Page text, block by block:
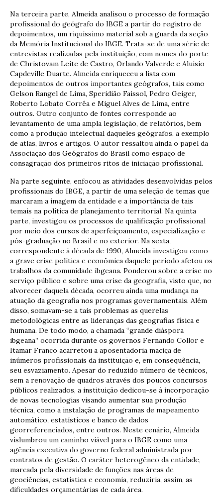
Na terceira parte, Almeida analisou o processo de formação
profissional do geógrafo do IBGE a partir do registro de
depoimentos, um riquíssimo material sob a guarda da seção
da Memória Institucional do IBGE. Trata-se de uma série de
entrevistas realizadas pela instituição, com nomes do porte
de Christovam Leite de Castro, Orlando Valverde e Aluísio
Capdeville Duarte. Almeida enriqueceu a lista com
depoimentos de outros importantes geógrafos, tais como
Gelson Rangel de Lima, Speridião Faissol, Pedro Geiger,
Roberto Lobato Corrêa e Miguel Alves de Lima, entre
outros. Outro conjunto de fontes corresponde ao
levantamento de uma ampla legislação, de relatórios, bem
como a produção intelectual daqueles geógrafos, a exemplo
de atlas, livros e artigos. O autor ressaltou ainda o papel da
Associação dos Geógrafos do Brasil como espaço de
consagração dos primeiros ritos de iniciação profissional.
Na parte seguinte, enfocou as atividades desenvolvidas pelos
profissionais do IBGE, a partir de uma seleção de temas que
marcaram a imagem da entidade e a importância de tais
temais na política de planejamento territorial. Na quinta
parte, investigou os processos de qualificação profissional
por meio dos cursos de aperfeiçoamento, especialização e
pós-graduação no Brasil e no exterior. Na sexta,
correspondente à década de 1990, Almeida investigou como
a grave crise política e econômica daquele período afetou os
trabalhos da comunidade ibgeana. Ponderou sobre a crise no
serviço público e sobre uma crise da geografia, visto que, no
alvorecer daquela década, ocorreu ainda uma mudança na
atuação da geografia nos programas governamentais. Além
disso, somavam-se a tais problemas as querelas
metodológicas entre as lideranças das geografias física e
humana. De todo modo, a chamada “grande diáspora
ibgeana” ocorrida durante os governos Fernando Collor e
Itamar Franco acarretou a aposentadoria maciça de
inúmeros profissionais da instituição e, em consequência,
seu esvaziamento. Apesar do reduzido número de técnicos,
sem a renovação de quadros através dos poucos concursos
públicos realizados, a instituição dedicou-se à incorporação
de novas tecnologias visando aumentar sua produção
técnica, como a instalação de programas de mapeamento
automático, estatísticos e banco de dados
georreferenciados, entre outros. Neste cenário, Almeida
vislumbrou um caminho viável para o IBGE como uma
agência executiva do governo federal administrada por
contratos de gestão. O caráter heterogêneo da entidade,
marcada pela diversidade de funções nas áreas de
geociências, estatística e economia, reduziria, assim, as
dificuldades orçamentárias de cada área.